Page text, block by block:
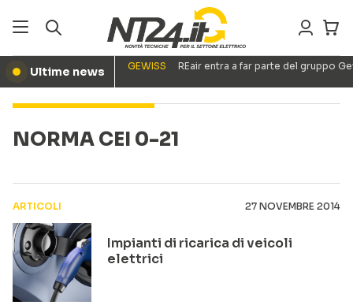
● Ultime news GEWISS REair entra a far parte del gruppo
NORMA CEI 0-21
ARTICOLI 27 NOVEMBRE 2014
Impianti di ricarica di veicoli
elettrici